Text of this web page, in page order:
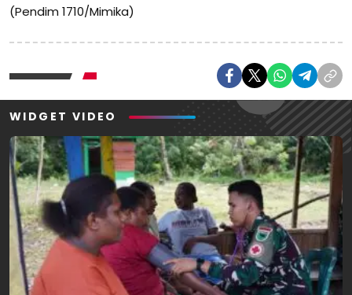
(Pendim 1710/Mimika)
WIDGET VIDEO